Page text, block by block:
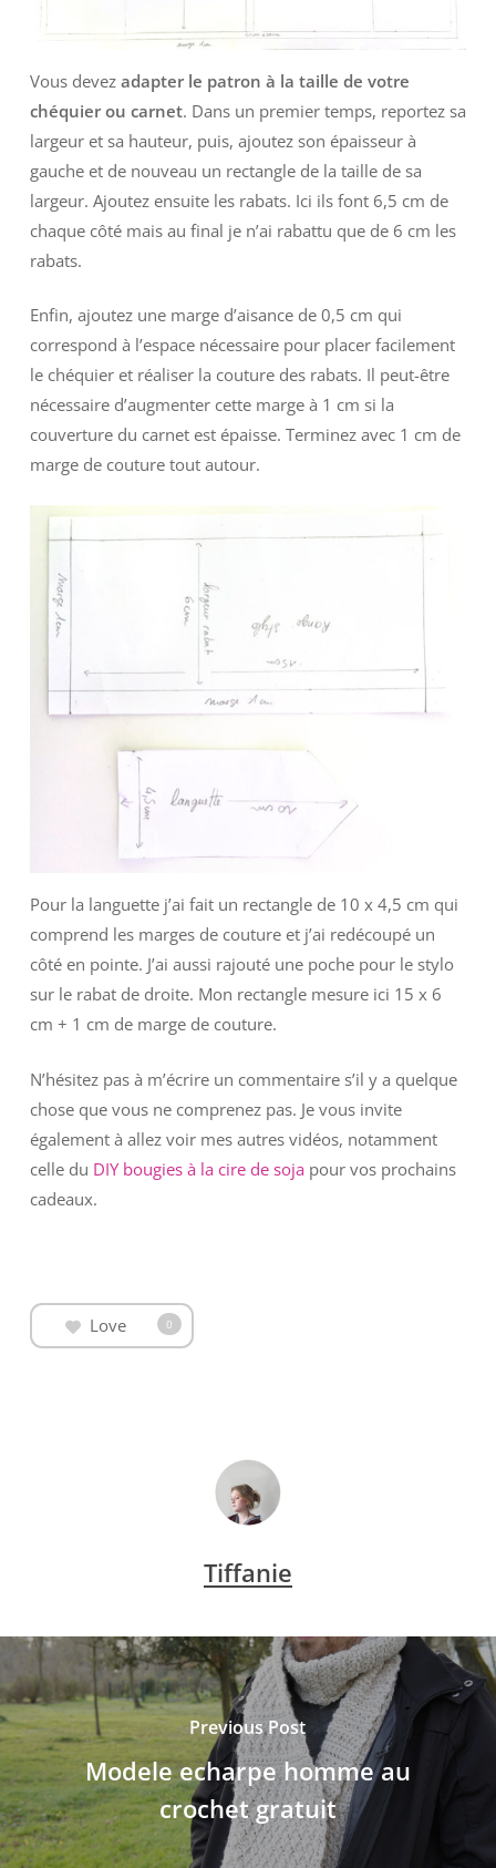
Vous devez adapter le patron à la taille de votre
chéquier ou carnet. Dans un premier temps, reportez sa
largeur et sa hauteur, puis, ajoutez son épaisseur à
gauche et de nouveau un rectangle de la taille de sa
largeur. Ajoutez ensuite les rabats. Ici ils font 6,5 cm de
chaque côté mais au final je n’ai rabattu que de 6 cm les
rabats.
Enfin, ajoutez une marge d’aisance de 0,5 cm qui
correspond à l’espace nécessaire pour placer facilement
le chéquier et réaliser la couture des rabats. Il peut-être
nécessaire d’augmenter cette marge à 1 cm si la
couverture du carnet est épaisse. Terminez avec 1 cm de
marge de couture tout autour.
Pour la languette j’ai fait un rectangle de 10 x 4,5 cm qui
comprend les marges de couture et j’ai redécoupé un
côté en pointe. J’ai aussi rajouté une poche pour le stylo
sur le rabat de droite. Mon rectangle mesure ici 15 x 6
cm + 1 cm de marge de couture.
N’hésitez pas à m’écrire un commentaire s’il y a quelque
chose que vous ne comprenez pas. Je vous invite
également à allez voir mes autres vidéos, notamment
celle du DIY bougies à la cire de soja pour vos prochains
cadeaux.
Love 0
Tiffanie
Previous Post
Modele echarpe homme au
crochet gratuit